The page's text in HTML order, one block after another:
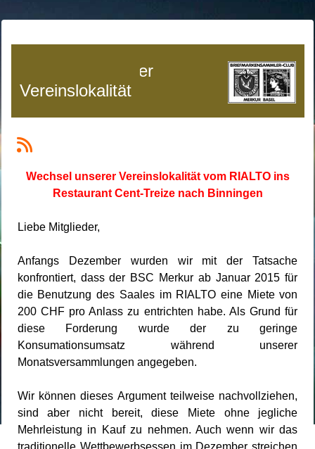
Wechsel unserer
Vereinslokalität
Wechsel unserer Vereinslokalität vom RIALTO ins
Restaurant Cent-Treize nach Binningen
Liebe Mitglieder,
Anfangs Dezember wurden wir mit der Tatsache
konfrontiert, dass der BSC Merkur ab Januar 2015 für
die Benutzung des Saales im RIALTO eine Miete von
200 CHF pro Anlass zu entrichten habe. Als Grund für
diese Forderung wurde der zu geringe
Konsumationsumsatz während unserer
Monatsversammlungen angegeben.
Wir können dieses Argument teilweise nachvollziehen,
sind aber nicht bereit, diese Miete ohne jegliche
Mehrleistung in Kauf zu nehmen. Auch wenn wir das
traditionelle Wettbewerbsessen im Dezember streichen